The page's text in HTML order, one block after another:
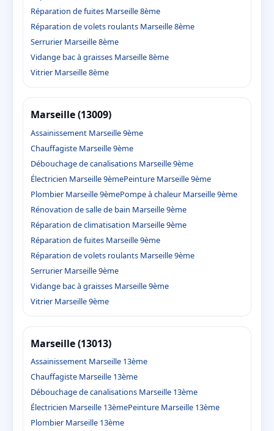
Réparation de fuites Marseille 8ème
Réparation de volets roulants Marseille 8ème
Serrurier Marseille 8ème
Vidange bac à graisses Marseille 8ème
Vitrier Marseille 8ème
Marseille (13009)
Assainissement Marseille 9ème
Chauffagiste Marseille 9ème
Débouchage de canalisations Marseille 9ème
Électricien Marseille 9èmePeinture Marseille 9ème
Plombier Marseille 9èmePompe à chaleur Marseille 9ème
Rénovation de salle de bain Marseille 9ème
Réparation de climatisation Marseille 9ème
Réparation de fuites Marseille 9ème
Réparation de volets roulants Marseille 9ème
Serrurier Marseille 9ème
Vidange bac à graisses Marseille 9ème
Vitrier Marseille 9ème
Marseille (13013)
Assainissement Marseille 13ème
Chauffagiste Marseille 13ème
Débouchage de canalisations Marseille 13ème
Électricien Marseille 13èmePeinture Marseille 13ème
Plombier Marseille 13ème